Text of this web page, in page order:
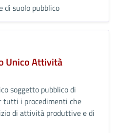
di suolo pubblico
Unico Attività
soggetto pubblico di
i procedimenti che
di attività produttive e di